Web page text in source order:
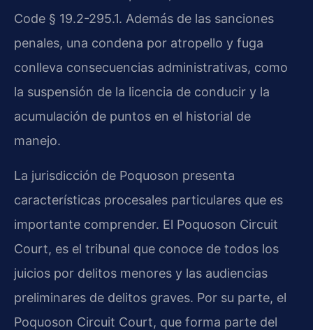
Code § 19.2-295.1. Además de las sanciones
penales, una condena por atropello y fuga
conlleva consecuencias administrativas, como
la suspensión de la licencia de conducir y la
acumulación de puntos en el historial de
manejo.
La jurisdicción de Poquoson presenta
características procesales particulares que es
importante comprender. El Poquoson Circuit
Court, es el tribunal que conoce de todos los
juicios por delitos menores y las audiencias
preliminares de delitos graves. Por su parte, el
Poquoson Circuit Court, que forma parte del